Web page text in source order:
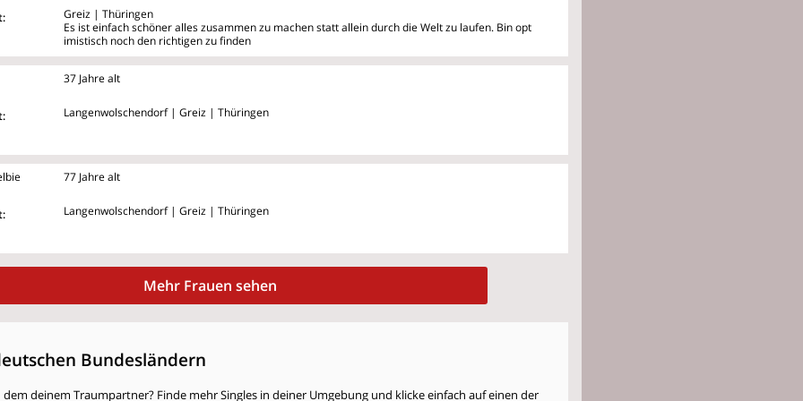
Greiz | Thüringen
Es ist einfach schöner alles zusammen zu machen statt allein durch die Welt zu laufen. Bin opt
imistisch noch den richtigen zu finden
37 Jahre alt
Langenwolschendorf | Greiz | Thüringen
77 Jahre alt
Langenwolschendorf | Greiz | Thüringen
Mehr Frauen sehen
Bundesländern
deinem Traumpartner? Finde mehr Singles in deiner Umgebung und klicke einfach auf einen der